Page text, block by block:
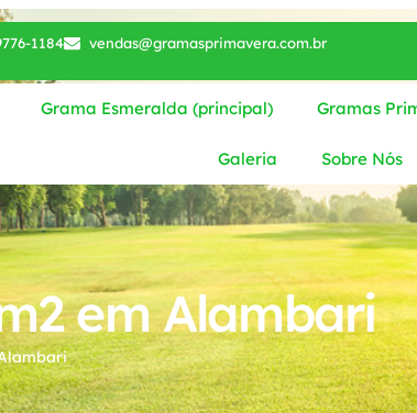
1184 vendas@gramasprimavera.com.br
Grama Esmeralda (principal) Gramas
Galeria Sobre Nós
em Alambari